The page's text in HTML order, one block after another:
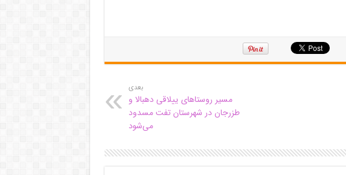
بعدی
مسیر روستاهای ییلاقی دهبالا و
طزرجان در شهرستان تفت مسدود
می‌شود